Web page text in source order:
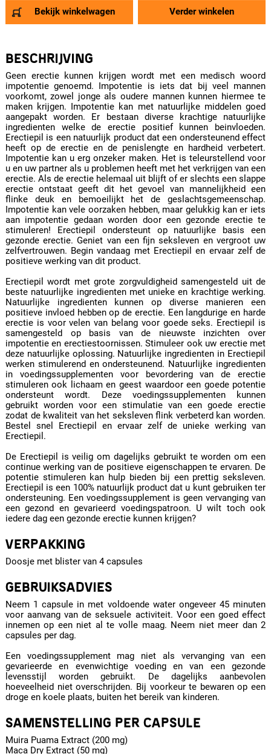
Bekijk winkelwagen Verder winkelen
BESCHRIJVING
Geen erectie kunnen krijgen wordt met een medisch woord
impotentie genoemd. Impotentie is iets dat bij veel mannen
voorkomt, zowel jonge als oudere mannen kunnen hiermee te
maken krijgen. Impotentie kan met natuurlijke middelen goed
aangepakt worden. Er bestaan diverse krachtige natuurlijke
ingredienten welke de erectie positief kunnen beinvloeden.
Erectiepil is een natuurlijk product dat een ondersteunend effect
heeft op de erectie en de penislengte en hardheid verbetert.
Impotentie kan u erg onzeker maken. Het is teleurstellend voor
u en uw partner als u problemen heeft met het verkrijgen van een
erectie. Als de erectie helemaal uit blijft of er slechts een slappe
erectie ontstaat geeft dit het gevoel van mannelijkheid een
flinke deuk en bemoeilijkt het de geslachtsgemeenschap.
Impotentie kan vele oorzaken hebben, maar gelukkig kan er iets
aan impotentie gedaan worden door een gezonde erectie te
stimuleren! Erectiepil ondersteunt op natuurlijke basis een
gezonde erectie. Geniet van een fijn seksleven en vergroot uw
zelfvertrouwen. Begin vandaag met Erectiepil en ervaar zelf de
positieve werking van dit product.
Erectiepil wordt met grote zorgvuldigheid samengesteld uit de
beste natuurlijke ingredienten met unieke en krachtige werking.
Natuurlijke ingredienten kunnen op diverse manieren een
positieve invloed hebben op de erectie. Een langdurige en harde
erectie is voor velen van belang voor goede seks. Erectiepil is
samengesteld op basis van de nieuwste inzichten over
impotentie en erectiestoornissen. Stimuleer ook uw erectie met
deze natuurlijke oplossing. Natuurlijke ingredienten in Erectiepil
werken stimulerend en ondersteunend. Natuurlijke ingredienten
in voedingssupplementen voor bevordering van de erectie
stimuleren ook lichaam en geest waardoor een goede potentie
ondersteunt wordt. Deze voedingssupplementen kunnen
gebruikt worden voor een stimulatie van een goede erectie
zodat de kwaliteit van het seksleven flink verbeterd kan worden.
Bestel snel Erectiepil en ervaar zelf de unieke werking van
Erectiepil.
De Erectiepil is veilig om dagelijks gebruikt te worden om een
continue werking van de positieve eigenschappen te ervaren. De
potentie stimuleren kan hulp bieden bij een prettig seksleven.
Erectiepil is een 100% natuurlijk product dat u kunt gebruiken ter
ondersteuning. Een voedingssupplement is geen vervanging van
een gezond en gevarieerd voedingspatroon. U wilt toch ook
iedere dag een gezonde erectie kunnen krijgen?
VERPAKKING
Doosje met blister van 4 capsules
GEBRUIKSADVIES
Neem 1 capsule in met voldoende water ongeveer 45 minuten
voor aanvang van de seksuele activiteit. Voor een goed effect
innemen op een niet al te volle maag. Neem niet meer dan 2
capsules per dag.
Een voedingssupplement mag niet als vervanging van een
gevarieerde en evenwichtige voeding en van een gezonde
levensstijl worden gebruikt. De dagelijks aanbevolen
hoeveelheid niet overschrijden. Bij voorkeur te bewaren op een
droge en koele plaats, buiten het bereik van kinderen.
SAMENSTELLING PER CAPSULE
Muira Puama Extract (200 mg)
Maca Dry Extract (50 mg)